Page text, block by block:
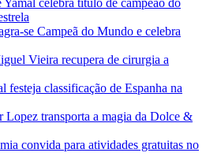
Yamal celebra título de campeão do
se Campeã do Mundo e celebra
Vieira recupera de cirurgia a
festeja classificação de Espanha na
Lopez transporta a magia da Dolce &
convida para atividades gratuitas no